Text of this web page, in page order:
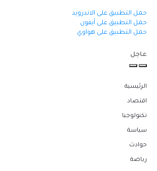
حمل التطبيق على الاندرويد
حمل التطبيق على آيفون
حمل التطبيق على هواوي
عاجل
الرئيسية
اقتصاد
تكنولوجيا
سياسة
حوادث
رياضة